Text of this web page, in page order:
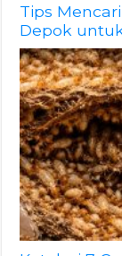
Tips
Depok